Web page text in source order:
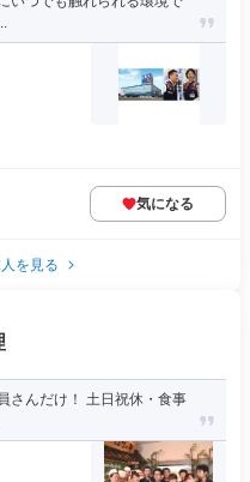
気になる
を見る
さんだけ！ 土日祝休・食事